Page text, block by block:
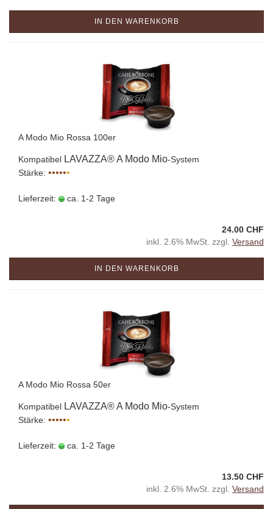
IN DEN WARENKORB
A Modo Mio Rossa 100er
Kompatibel LAVAZZA® A Modo Mio-System
Stärke: ••••••
Lieferzeit: ca. 1-2 Tage
24.00 CHF
inkl. 2.6% MwSt. zzgl. Versand
IN DEN WARENKORB
A Modo Mio Rossa 50er
Kompatibel LAVAZZA® A Modo Mio-System
Stärke: ••••••
Lieferzeit: ca. 1-2 Tage
13.50 CHF
inkl. 2.6% MwSt. zzgl. Versand